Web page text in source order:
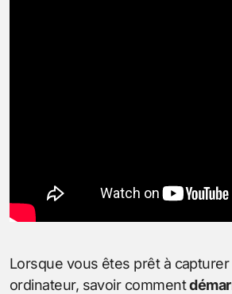
Lorsque vous êtes prêt à capturer
ordinateur, savoir comment